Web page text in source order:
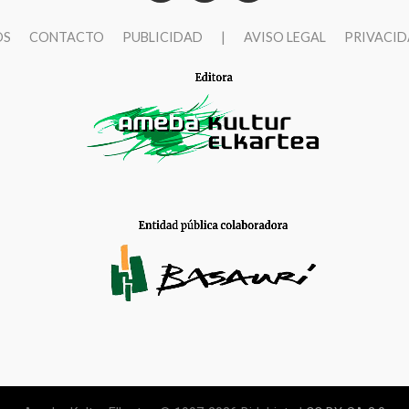
CONTACTO PUBLICIDAD | AVISO LEGAL